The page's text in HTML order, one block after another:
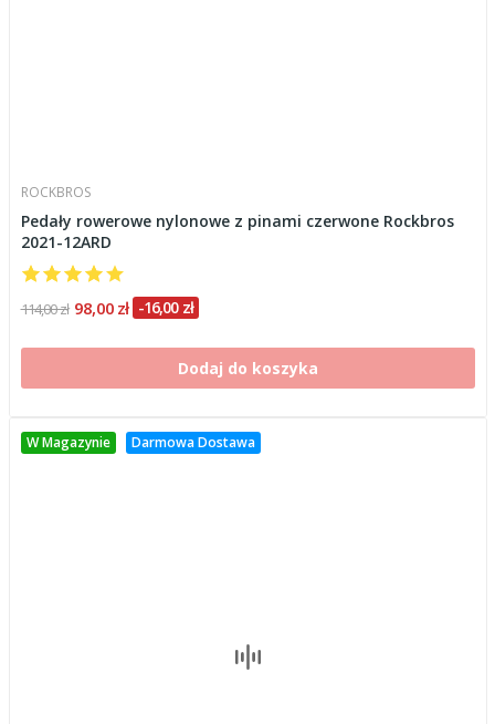
ROCKBROS
Pedały rowerowe nylonowe z pinami czerwone Rockbros
2021-12ARD
114,00 zł 98,00 zł -16,00 zł
Dodaj do koszyka
W Magazynie Darmowa Dostawa